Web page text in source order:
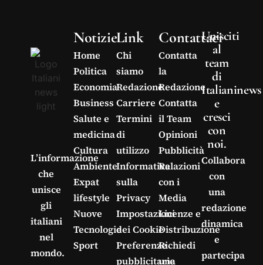
L’informazione
che
unisce
gli
italiani
nel
mondo.
Notizie
Home
Politica
Economia
Business
Salute e
medicina
Cultura
Ambiente
Expat
lifestyle
Nuove
Tecnologie
Sport
Link
Chi
siamo
Redazione
Carriere
Termini
di
utilizzo
Informativa
sulla
Privacy
Impostazioni
dei Cookie
Preferenze
pubblicitarie
Contattaci
Contatta
la
Redazione
Contatta
il Team
Opinioni
Pubblicità
Relazioni
con i
Media
Licenze e
Distribuzione
Richiedi
una
Unisciti
al
team
di
Italianinews
e
cresci
con
noi.
Collabora
con
una
redazione
dinamica
e
partecipa